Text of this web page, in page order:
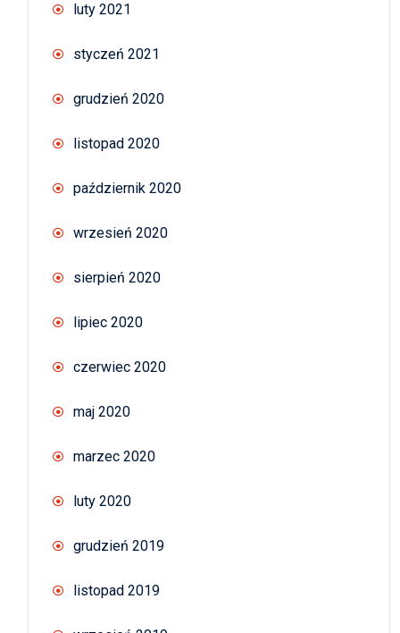
luty 2021
styczeń 2021
grudzień 2020
listopad 2020
październik 2020
wrzesień 2020
sierpień 2020
lipiec 2020
czerwiec 2020
maj 2020
marzec 2020
luty 2020
grudzień 2019
listopad 2019